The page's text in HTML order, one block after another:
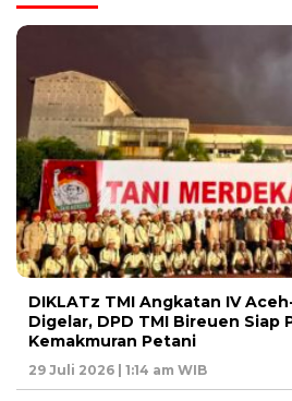
DIKLATz TMI Angkatan IV
Digelar, DPD TMI Bireuen Siap
Kemakmuran Petani
29 Juli 2026 | 1:14 am WIB